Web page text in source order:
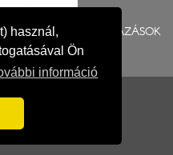
használ,
Ön
információ
BERUHÁZÁSOK
Norbert